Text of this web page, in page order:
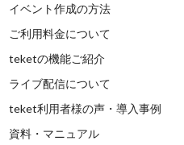
イベント作成の方法
ご利用料金について
teketの機能ご紹介
ライブ配信について
teket利用者様の声・導入事例
資料・マニュアル